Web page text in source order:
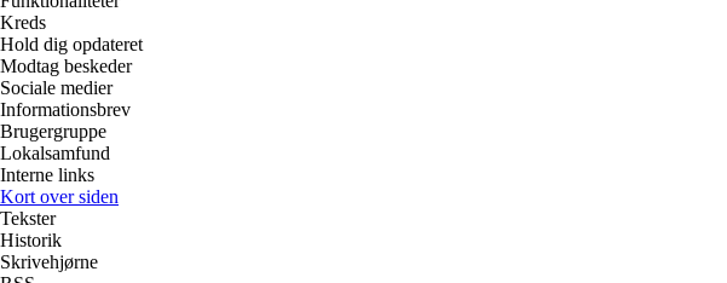
Kreds
Hold dig opdateret
Modtag beskeder
Sociale medier
Informationsbrev
Brugergruppe
Lokalsamfund
Interne links
Kort over siden
Tekster
Historik
Skrivehjørne